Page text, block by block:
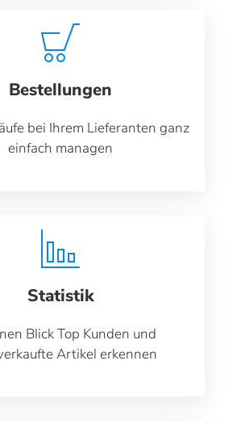
Bestellungen
bei Ihrem Lieferanten ganz
einfach managen
Statistik
Blick Top Kunden und
Artikel erkennen